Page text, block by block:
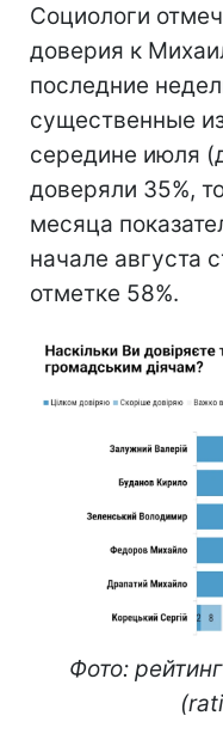
Социологи
доверия к
последние
существенные
середине июля
доверяли 35%,
месяца
начале августа
отметке 58%.
Фото: